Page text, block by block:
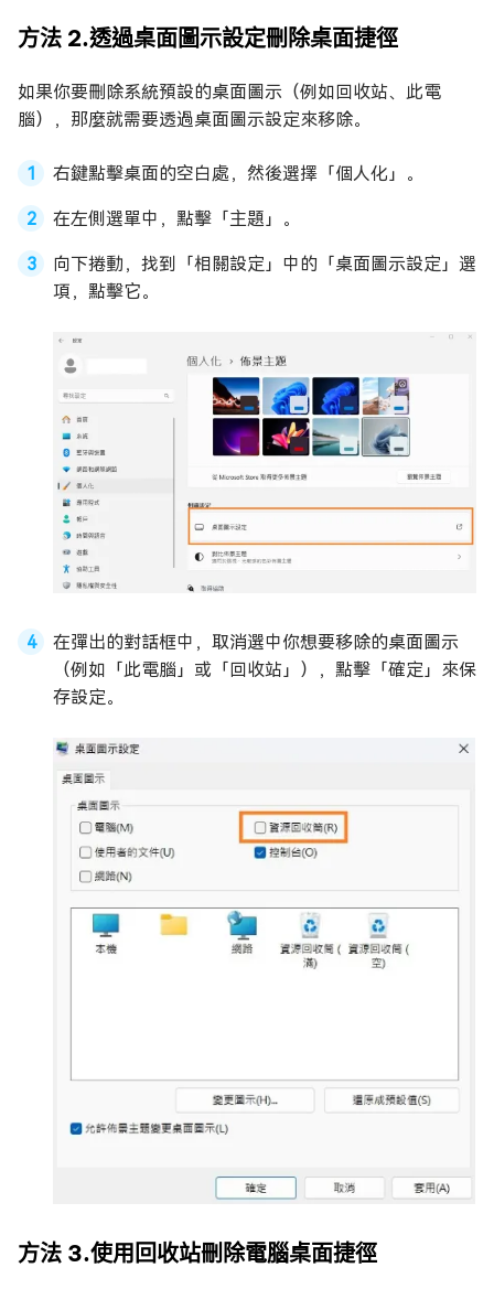
方法 2.透過桌面圖示設定刪除桌面捷徑
如果你要刪除系統預設的桌面圖示（例如回收站、此電
腦），那麼就需要透過桌面圖示設定來移除。
右鍵點擊桌面的空白處，然後選擇「個人化」。
在左側選單中，點擊「主題」。
向下捲動，找到「相關設定」中的「桌面圖示設定」選
項，點擊它。
在彈出的對話框中，取消選中你想要移除的桌面圖示
（例如「此電腦」或「回收站」），點擊「確定」來保
存設定。
方法 3.使用回收站刪除電腦桌面捷徑